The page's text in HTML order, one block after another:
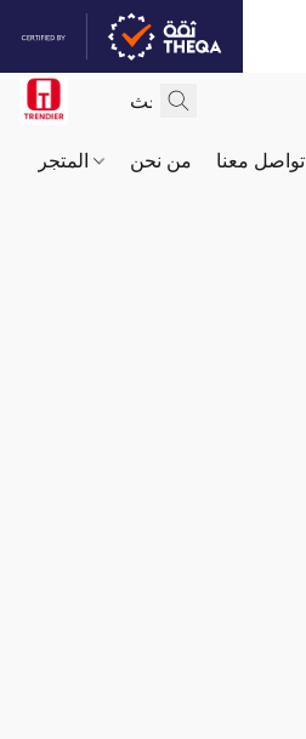
من نحن تواصل معنا